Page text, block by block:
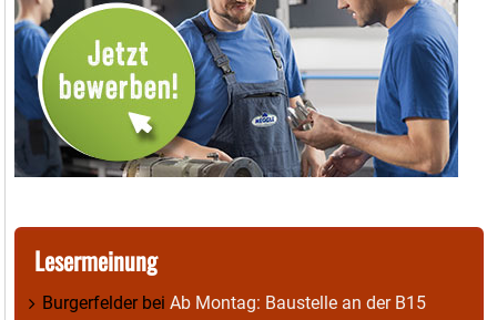
Lesermeinung
Burgerfelderbei Ab Montag: Baustelle an der B15